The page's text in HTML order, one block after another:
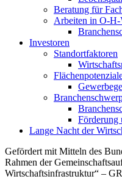
Beratung für
Arbeiten in O-
Investoren
Standortfaktoren
Förderung
Lange Nacht der
Gefördert mit Mitteln des
Rahmen der
Wirtschaftsinfrastruktur“ –